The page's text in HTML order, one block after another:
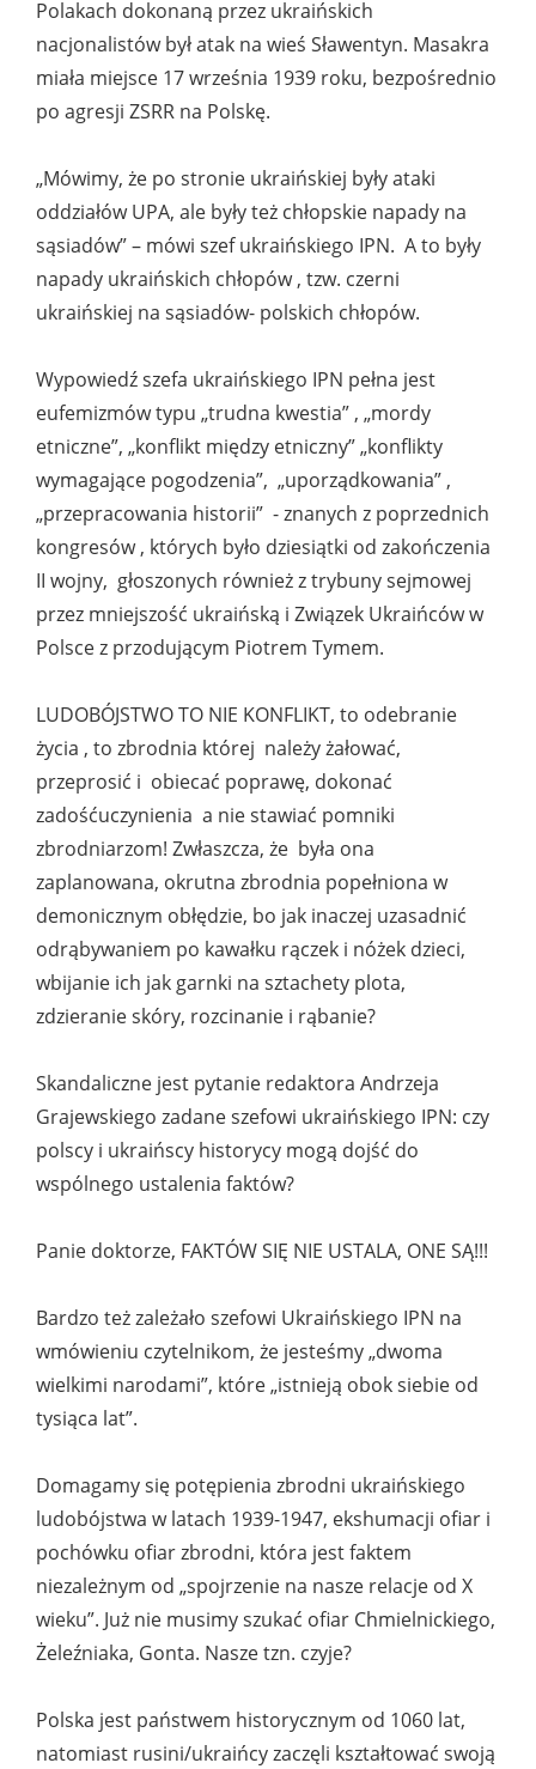
Polakach dokonaną przez ukraińskich
nacjonalistów był atak na wieś Sławentyn. Masakra
miała miejsce 17 września 1939 roku, bezpośrednio
po agresji ZSRR na Polskę.
„Mówimy, że po stronie ukraińskiej były ataki
oddziałów UPA, ale były też chłopskie napady na
sąsiadów” – mówi szef ukraińskiego IPN. A to były
napady ukraińskich chłopów , tzw. czerni
ukraińskiej na sąsiadów- polskich chłopów.
Wypowiedź szefa ukraińskiego IPN pełna jest
eufemizmów typu „trudna kwestia” , „mordy
etniczne”, „konflikt między etniczny” „konflikty
wymagające pogodzenia”, „uporządkowania” ,
„przepracowania historii” - znanych z poprzednich
kongresów , których było dziesiątki od zakończenia
II wojny, głoszonych również z trybuny sejmowej
przez mniejszość ukraińską i Związek Ukraińców w
Polsce z przodującym Piotrem Tymem.
LUDOBÓJSTWO TO NIE KONFLIKT, to odebranie
życia , to zbrodnia której należy żałować,
przeprosić i obiecać poprawę, dokonać
zadośćuczynienia a nie stawiać pomniki
zbrodniarzom! Zwłaszcza, że była ona
zaplanowana, okrutna zbrodnia popełniona w
demonicznym obłędzie, bo jak inaczej uzasadnić
odrąbywaniem po kawałku rączek i nóżek dzieci,
wbijanie ich jak garnki na sztachety plota,
zdzieranie skóry, rozcinanie i rąbanie?
Skandaliczne jest pytanie redaktora Andrzeja
Grajewskiego zadane szefowi ukraińskiego IPN: czy
polscy i ukraińscy historycy mogą dojść do
wspólnego ustalenia faktów?
Panie doktorze, FAKTÓW SIĘ NIE USTALA, ONE SĄ!!!
Bardzo też zależało szefowi Ukraińskiego IPN na
wmówieniu czytelnikom, że jesteśmy „dwoma
wielkimi narodami”, które „istnieją obok siebie od
tysiąca lat”.
Domagamy się potępienia zbrodni ukraińskiego
ludobójstwa w latach 1939-1947, ekshumacji ofiar i
pochówku ofiar zbrodni, która jest faktem
niezależnym od „spojrzenie na nasze relacje od X
wieku”. Już nie musimy szukać ofiar Chmielnickiego,
Żeleźniaka, Gonta. Nasze tzn. czyje?
Polska jest państwem historycznym od 1060 lat,
natomiast rusini/ukraińcy zaczęli kształtować swoją